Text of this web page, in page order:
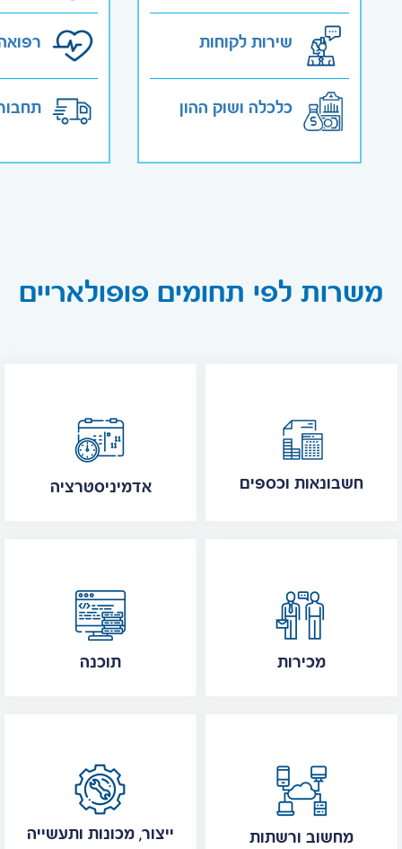
שירות לקוחות
כלכלה ושוק ההון
משרות לפי תחומים פופולאריים
אדמיניסטרציה חשבונאות וכספים
תוכנה מכירות
ייצור, מכונות ותעשייה מחשוב ורשתות